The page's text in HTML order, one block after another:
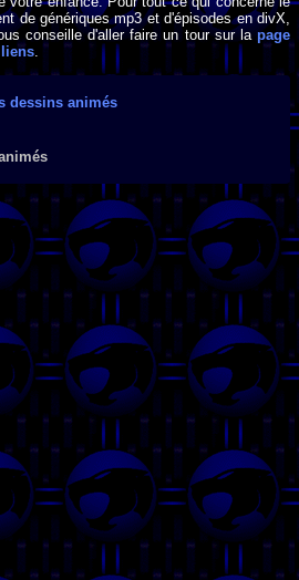
de génériques mp3 et d'épisodes en divX,
conseille d'aller faire un tour sur lapage
liens.
dessins animés